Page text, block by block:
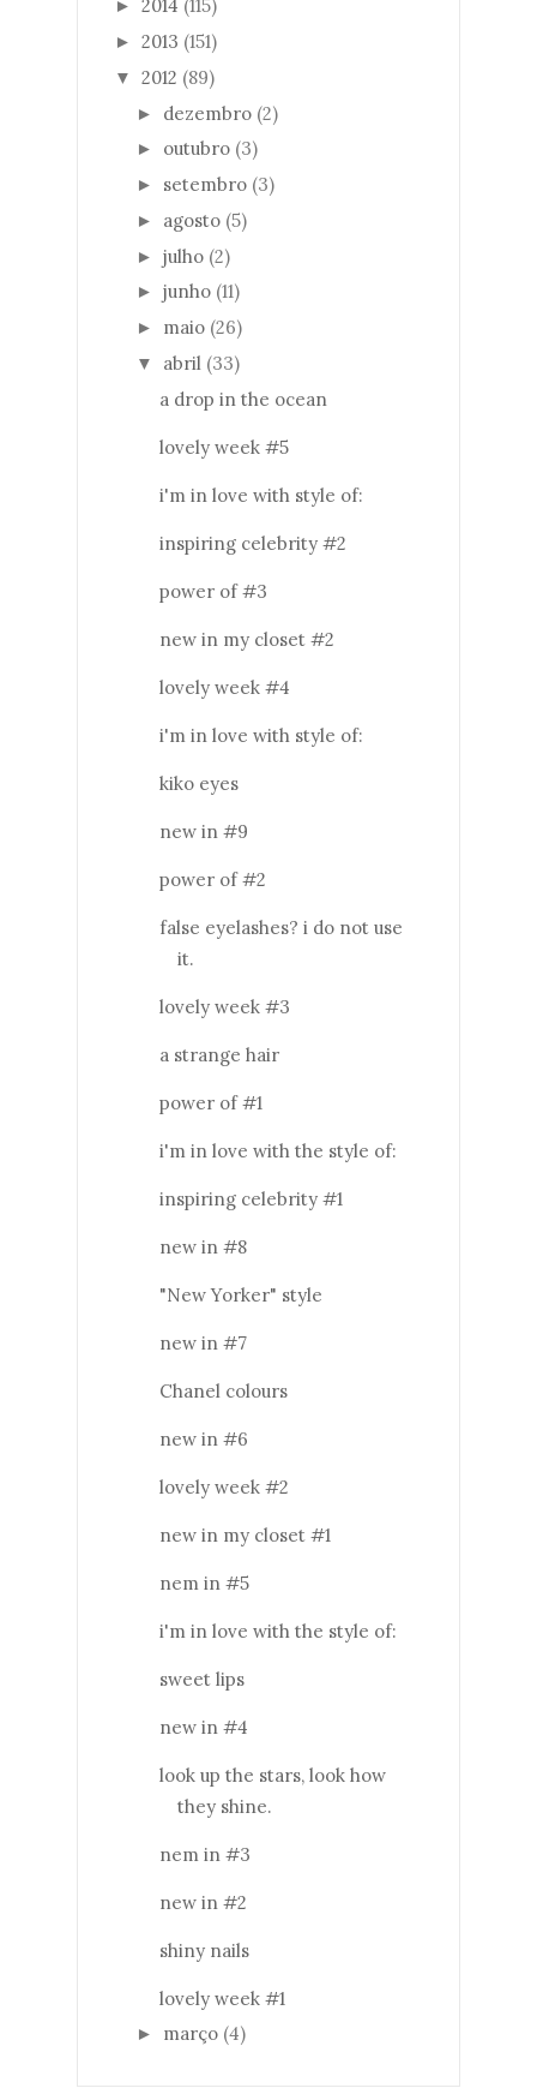
► 2014 (115)
► 2013 (151)
▼ 2012 (89)
► dezembro (2)
► outubro (3)
► setembro (3)
► agosto (5)
► julho (2)
► junho (11)
► maio (26)
▼ abril (33)
a drop in the ocean
lovely week #5
i'm in love with style of:
inspiring celebrity #2
power of #3
new in my closet #2
lovely week #4
i'm in love with style of:
kiko eyes
new in #9
power of #2
false eyelashes? i do not use
it.
lovely week #3
a strange hair
power of #1
i'm in love with the style of:
inspiring celebrity #1
new in #8
"New Yorker" style
new in #7
Chanel colours
new in #6
lovely week #2
new in my closet #1
nem in #5
i'm in love with the style of:
sweet lips
new in #4
look up the stars, look how
they shine.
nem in #3
new in #2
shiny nails
lovely week #1
► março (4)